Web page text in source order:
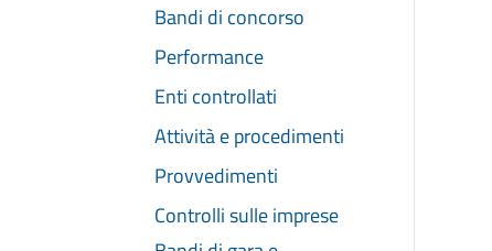
Bandi di concorso
Performance
Enti controllati
Attività e procedimenti
Provvedimenti
Controlli sulle imprese